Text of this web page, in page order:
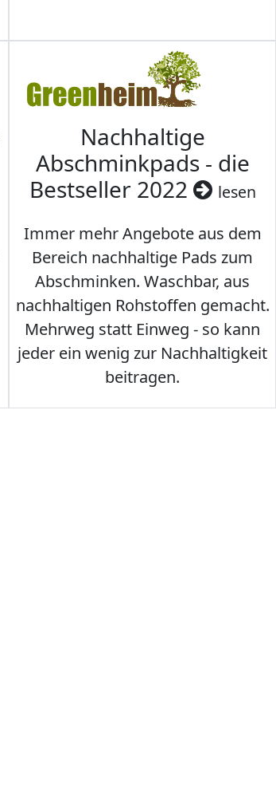
Nachhaltige
Abschminkpads - die
Bestseller 2022
lesen
Immer mehr Angebote aus dem
Bereich nachhaltige Pads zum
Abschminken. Waschbar, aus
nachhaltigen Rohstoffen gemacht.
Mehrweg statt Einweg - so kann
jeder ein wenig zur Nachhaltigkeit
beitragen.